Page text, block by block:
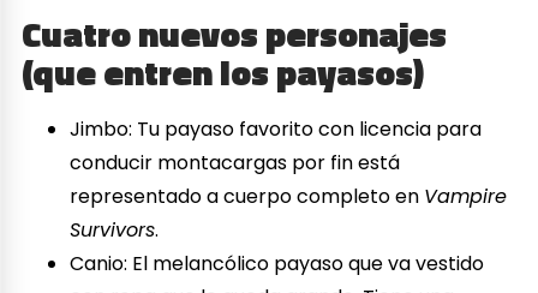
Cuatro nuevos personajes
(que entren los payasos)
Jimbo: Tu payaso favorito con licencia para
conducir montacargas por fin está
representado a cuerpo completo en Vampire
Survivors.
Canio: El melancólico payaso que va vestido